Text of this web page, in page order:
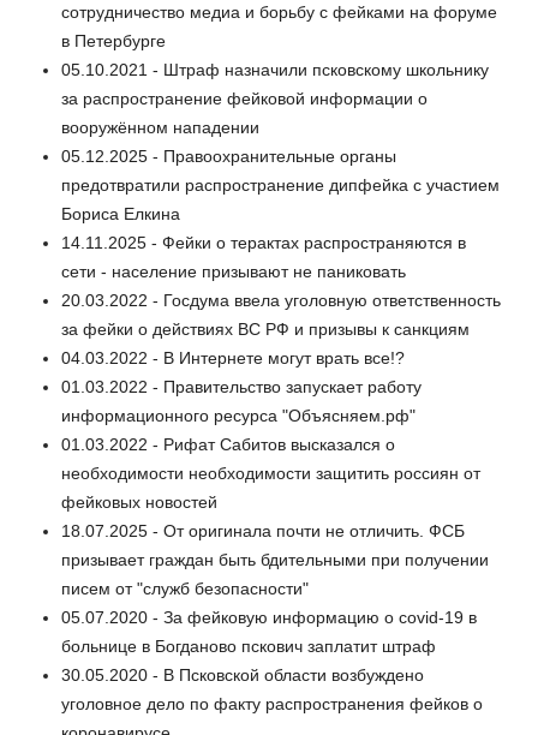
сотрудничество медиа и борьбу с фейками на форуме
в Петербурге
05.10.2021 - Штраф назначили псковскому школьнику
за распространение фейковой информации о
вооружённом нападении
05.12.2025 - Правоохранительные органы
предотвратили распространение дипфейка с участием
Бориса Елкина
14.11.2025 - Фейки о терактах распространяются в
сети - население призывают не паниковать
20.03.2022 - Госдума ввела уголовную ответственность
за фейки о действиях ВС РФ и призывы к санкциям
04.03.2022 - В Интернете могут врать все!?
01.03.2022 - Правительство запускает работу
информационного ресурса "Объясняем.рф"
01.03.2022 - Рифат Сабитов высказался о
необходимости необходимости защитить россиян от
фейковых новостей
18.07.2025 - От оригинала почти не отличить. ФСБ
призывает граждан быть бдительными при получении
писем от "служб безопасности"
05.07.2020 - За фейковую информацию о covid-19 в
больнице в Богданово пскович заплатит штраф
30.05.2020 - В Псковской области возбуждено
уголовное дело по факту распространения фейков о